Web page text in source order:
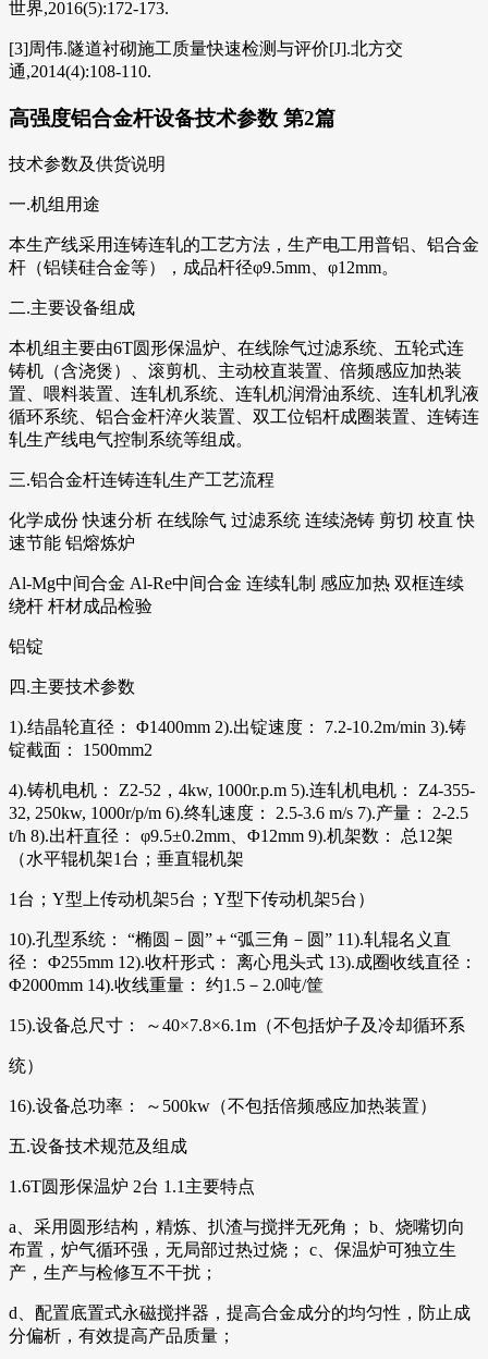
世界,2016(5):172-173.
[3]周伟.隧道衬砌施工质量快速检测与评价[J].北方交
通,2014(4):108-110.
高强度铝合金杆设备技术参数 第2篇
技术参数及供货说明
一.机组用途
本生产线采用连铸连轧的工艺方法，生产电工用普铝、铝合金
杆（铝镁硅合金等），成品杆径φ9.5mm、φ12mm。
二.主要设备组成
本机组主要由6T圆形保温炉、在线除气过滤系统、五轮式连
铸机（含浇煲）、滚剪机、主动校直装置、倍频感应加热装
置、喂料装置、连轧机系统、连轧机润滑油系统、连轧机乳液
循环系统、铝合金杆淬火装置、双工位铝杆成圈装置、连铸连
轧生产线电气控制系统等组成。
三.铝合金杆连铸连轧生产工艺流程
化学成份 快速分析 在线除气 过滤系统 连续浇铸 剪切 校直 快
速节能 铝熔炼炉
Al-Mg中间合金 Al-Re中间合金 连续轧制 感应加热 双框连续
绕杆 杆材成品检验
铝锭
四.主要技术参数
1).结晶轮直径： Φ1400mm 2).出锭速度： 7.2-10.2m/min 3).铸
锭截面： 1500mm2
4).铸机电机： Z2-52，4kw, 1000r.p.m 5).连轧机电机： Z4-355-
32, 250kw, 1000r/p/m 6).终轧速度： 2.5-3.6 m/s 7).产量： 2-2.5
t/h 8).出杆直径： φ9.5±0.2mm、Φ12mm 9).机架数： 总12架
（水平辊机架1台；垂直辊机架
1台；Y型上传动机架5台；Y型下传动机架5台）
10).孔型系统： “椭圆－圆”＋“弧三角－圆” 11).轧辊名义直
径： Φ255mm 12).收杆形式： 离心甩头式 13).成圈收线直径：
Φ2000mm 14).收线重量： 约1.5－2.0吨/筐
15).设备总尺寸： ～40×7.8×6.1m（不包括炉子及冷却循环系
统）
16).设备总功率： ～500kw（不包括倍频感应加热装置）
五.设备技术规范及组成
1.6T圆形保温炉 2台 1.1主要特点
a、采用圆形结构，精炼、扒渣与搅拌无死角； b、烧嘴切向
布置，炉气循环强，无局部过热过烧； c、保温炉可独立生
产，生产与检修互不干扰；
d、配置底置式永磁搅拌器，提高合金成分的均匀性，防止成
分偏析，有效提高产品质量；